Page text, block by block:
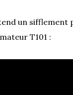
un sifflement
T101 :